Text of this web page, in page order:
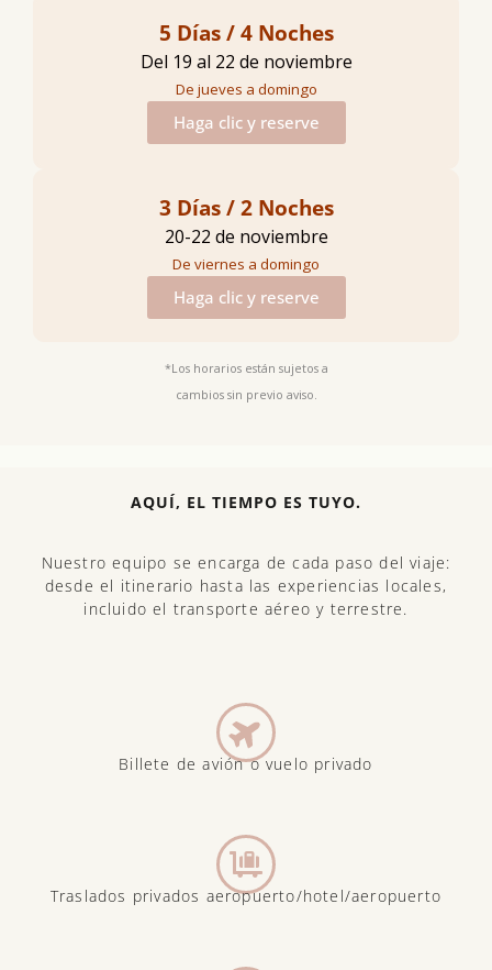
5 Días / 4 Noches
Del 19 al 22 de noviembre
De jueves a domingo
Haga clic y reserve
3 Días / 2 Noches
20-22 de noviembre
De viernes a domingo
Haga clic y reserve
*Los horarios están sujetos a
cambios sin previo aviso.
AQUÍ, EL TIEMPO ES TUYO.
Nuestro equipo se encarga de cada paso del viaje:
desde el itinerario hasta las experiencias locales,
incluido el transporte aéreo y terrestre.
Billete de avión o vuelo privado
Traslados privados aeropuerto/hotel/aeropuerto